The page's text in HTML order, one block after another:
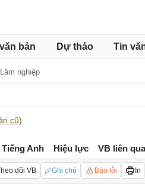
bản Dự thảo Tin
nghiệp
cũ)
Tiếng Anh Hiệu lực VB liên
dõi VB Ghi chú Báo lỗi In